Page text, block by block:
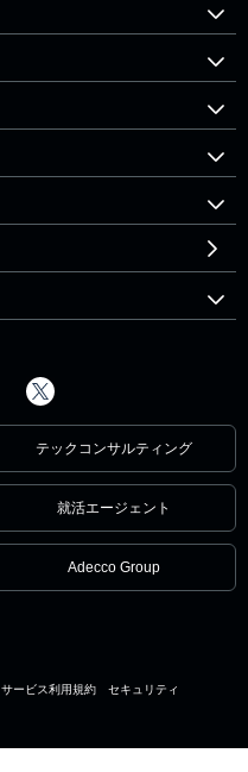
テックコンサルティング
就活エージェント
Adecco Group
サービス利用規約 セキュリティ